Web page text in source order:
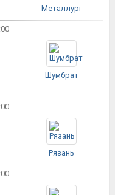
Металлург
Шумбрат
Рязань